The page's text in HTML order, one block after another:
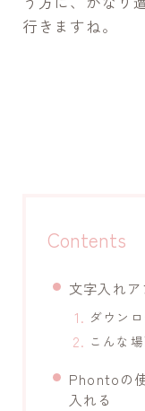
行きますね。
Contents
文字入れ
ダウン
こんな
Phontoの
入れる